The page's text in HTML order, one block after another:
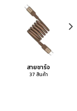
สายชาร์จ
37 สินค้า